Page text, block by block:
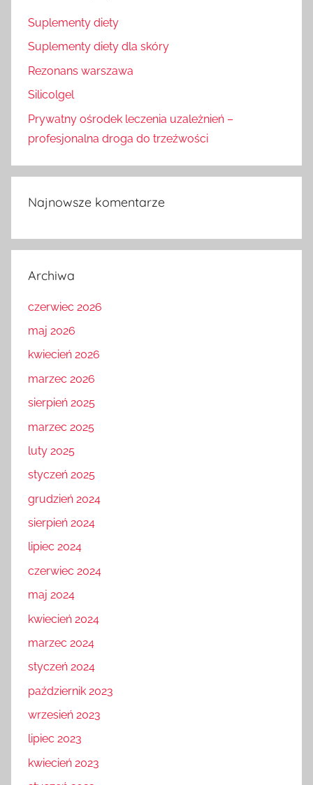
Suplementy diety
Suplementy diety dla skóry
Rezonans warszawa
Silicolgel
Prywatny ośrodek leczenia uzależnień –
profesjonalna droga do trzeźwości
Najnowsze komentarze
Archiwa
czerwiec 2026
maj 2026
kwiecień 2026
marzec 2026
sierpień 2025
marzec 2025
luty 2025
styczeń 2025
grudzień 2024
sierpień 2024
lipiec 2024
czerwiec 2024
maj 2024
kwiecień 2024
marzec 2024
styczeń 2024
październik 2023
wrzesień 2023
lipiec 2023
kwiecień 2023